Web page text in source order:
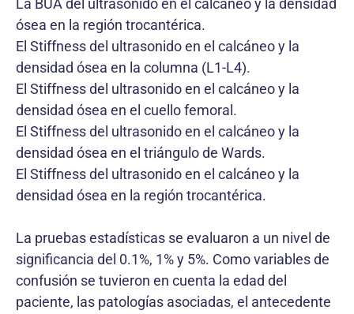
La BUA del ultrasonido en el calcáneo y la densidad
ósea en la región trocantérica.
El Stiffness del ultrasonido en el calcáneo y la
densidad ósea en la columna (L1-L4).
El Stiffness del ultrasonido en el calcáneo y la
densidad ósea en el cuello femoral.
El Stiffness del ultrasonido en el calcáneo y la
densidad ósea en el triángulo de Wards.
El Stiffness del ultrasonido en el calcáneo y la
densidad ósea en la región trocantérica.
La pruebas estadísticas se evaluaron a un nivel de
significancia del 0.1%, 1% y 5%. Como variables de
confusión se tuvieron en cuenta la edad del
paciente, las patologías asociadas, el antecedente